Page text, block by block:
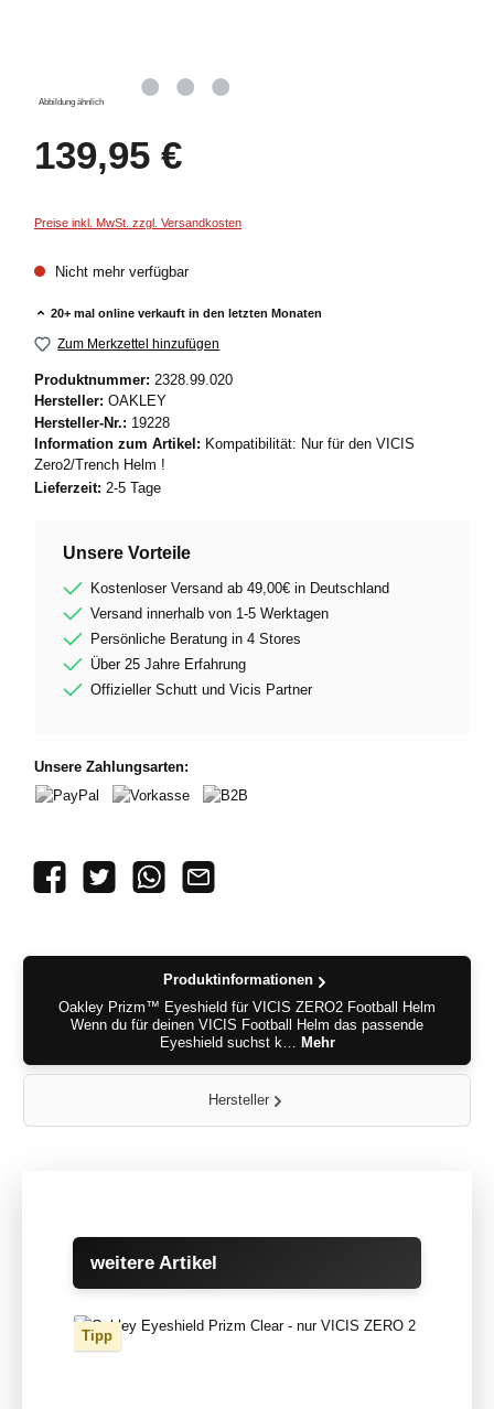
Abbildung ähnlich
139,95 €
Preise inkl. MwSt. zzgl. Versandkosten
Nicht mehr verfügbar
20+ mal online verkauft in den letzten Monaten
Zum Merkzettel hinzufügen
Produktnummer: 2328.99.020
Hersteller: OAKLEY
Hersteller-Nr.: 19228
Information zum Artikel: Kompatibilität: Nur für den VICIS
Zero2/Trench Helm !
Lieferzeit: 2-5 Tage
Unsere Vorteile
Kostenloser Versand ab 49,00€ in Deutschland
Versand innerhalb von 1-5 Werktagen
Persönliche Beratung in 4 Stores
Über 25 Jahre Erfahrung
Offizieller Schutt und Vicis Partner
Unsere Zahlungsarten:
Produktinformationen
Oakley Prizm™ Eyeshield für VICIS ZERO2 Football Helm
Wenn du für deinen VICIS Football Helm das passende
Eyeshield suchst k…
Mehr
Hersteller
Produktgalerie überspringen
weitere Artikel
Tipp